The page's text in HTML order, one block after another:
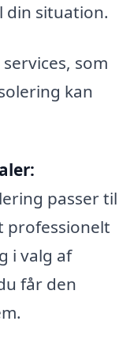
din situation.
som
kan
passer til
professionelt
i valg af
får den